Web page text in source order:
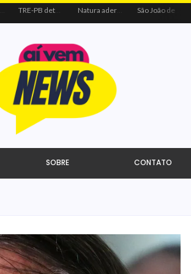
TRE-PB determina remoção de vídeo de Cícero por uso indevido de programa público Natura adere à coalizão do Código de Defesa e Inclusão do Consumidor Negro
SOBRE CONTATO